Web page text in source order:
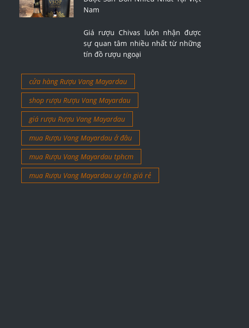
Nam
Giá rượu Chivas luôn nhận được
sự quan tâm nhiều nhất từ những
tín đồ rượu ngoại
cửa hàng Rượu Vang Mayardau
shop rượu Rượu Vang Mayardau
giá rượu Rượu Vang Mayardau
mua Rượu Vang Mayardau ở đâu
mua Rượu Vang Mayardau tphcm
mua Rượu Vang Mayardau uy tín giá rẻ